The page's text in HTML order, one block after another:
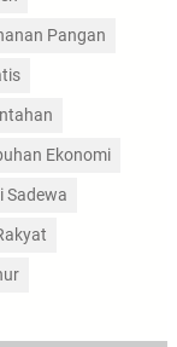
Pangan
Ekonomi
Sadewa